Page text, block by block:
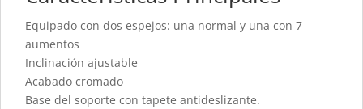
Equipado con dos espejos: una normal y una con 7
aumentos
Inclinación ajustable
Acabado cromado
Base del soporte con tapete antideslizante.